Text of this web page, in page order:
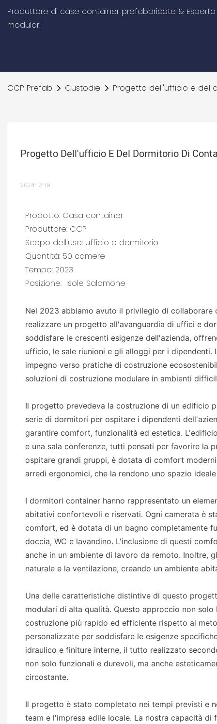
Produttore di case container prefabbricate &
modulari
CCP Prefab Custodie Progetto dell'ufficio e del
Progetto Dell'ufficio E Del Dormitorio Di
2024-12-19
Prodotto: Casa container
Produttore: CCP
Scopo dell'uso: ufficio e dormitorio
Quantità: 50 camere
Tempo: 2023
Posizione: Isole Salomone
Nel 2023 abbiamo avuto il privilegio di collaborare
realizzare un progetto all'avanguardia di uffici e
soddisfare le crescenti esigenze dell'azienda,
ufficio, le sale riunioni e gli alloggi per i
impegno verso pratiche di costruzione
soluzioni di costruzione modulare in ambienti
Il progetto prevedeva la costruzione di un edificio
serie di dormitori per ospitare i dipendenti
garantire comfort, funzionalità ed estetica.
e una sala conferenze, tutti pensati per favorire la
ospitare grandi gruppi, è dotata di comfort
arredi ergonomici, che la rendono uno spazio
I dormitori container hanno rappresentato un
abitativi confortevoli e riservati. Ogni camerata è
comfort, ed è dotata di un bagno completamente
doccia, WC e lavandino. L'inclusione di questi
anche in un ambiente di lavoro da remoto. Inoltre,
naturale e la ventilazione, creando un ambiente
Una delle caratteristiche distintive di questo
modulari di alta qualità. Questo approccio non
costruzione più rapido ed efficiente rispetto ai
personalizzate per soddisfare le esigenze
idraulico e finiture interne, il tutto realizzato
non solo funzionali e durevoli, ma anche
circostante.
Il progetto è stato completato nei tempi previsti e
team e l'impresa edile locale. La nostra capacità